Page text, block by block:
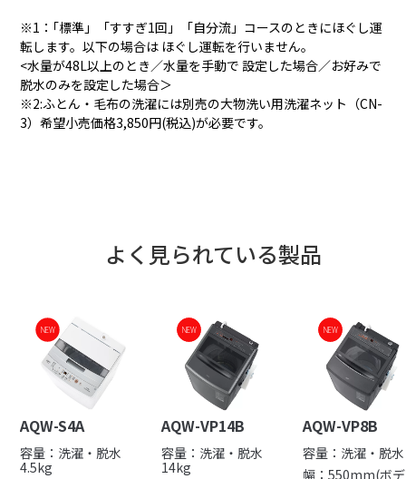
※1：｢標準」「すすぎ1回」「自分流」コースのときにほぐし運
転します。以下の場合は ほぐし運転を行いません。
<水量が48L以上のとき／水量を手動で 設定した場合／お好みで
脱水のみを設定した場合＞
※2:ふとん・毛布の洗濯には別売の大物洗い用洗濯ネット（CN-
3）希望小売価格3,850円(税込)が必要です。
よく見られている製品
NEW
AQW-S4A
容量：洗濯・脱水
4.5kg
NEW
NEW
AQW-VP14B
容量：洗濯・脱水
14kg
NEW
NEW
AQW-VP8B
容量：洗濯・脱
幅：550mm(ボ